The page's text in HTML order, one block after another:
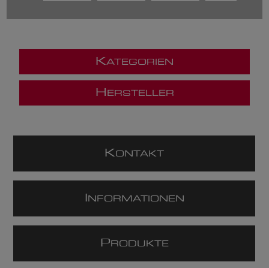
KATEGORIEN
H ERSTELLER
KONTAKT
NFORMATIONEN
P RODUKTE